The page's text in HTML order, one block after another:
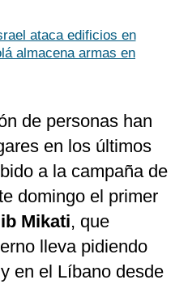
ataca edificios en
almacena armas en
de personas han
en los últimos
a la campaña de
domingo el primer
Mikati, que
lleva pidiendo
en el Líbano desde